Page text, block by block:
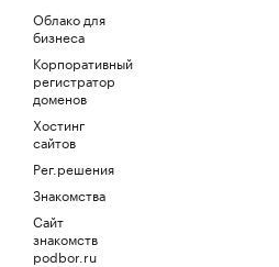
Облако для
бизнеса
Корпоративный
регистратор
доменов
Хостинг
сайтов
Рег.решения
Знакомства
Сайт
знакомств
podbor.ru